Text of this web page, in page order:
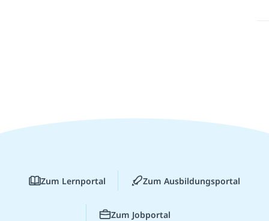
Zum Lernportal Zum Ausbildungsportal
Zum Jobportal